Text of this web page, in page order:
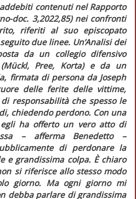
contenuti nel Rapporto
doc. 3,2022,85) nei confronti
riferiti al suo episcopato
due linee. Un’Analisi dei
da un collegio difensivo
Pree, Korta) e da un
firmata di persona da Joseph
delle ferite delle vittime,
responsabilità che spesso le
chiedendo perdono. Con una
ha offerto un vero atto di
– afferma Benedetto –
di perdonare la
e grandissima colpa. È chiaro
si riferisce allo stesso modo
giorno. Ma ogni giorno mi
debba parlare di grandissima